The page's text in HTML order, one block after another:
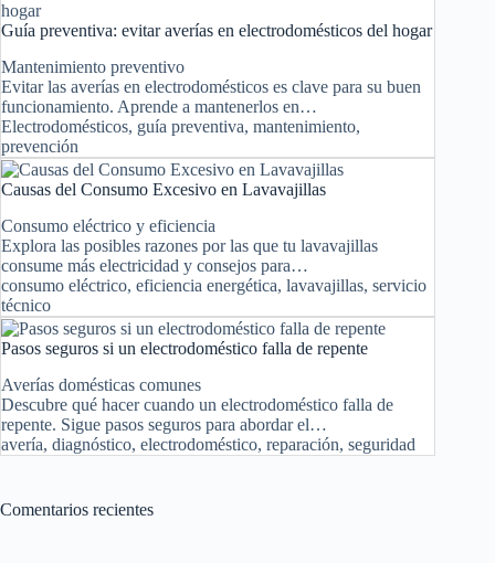
Guía preventiva: evitar averías en electrodomésticos del hogar
Mantenimiento preventivo
Evitar las averías en electrodomésticos es clave para su buen
funcionamiento. Aprende a mantenerlos en…
Electrodomésticos, guía preventiva, mantenimiento,
prevención
Causas del Consumo Excesivo en Lavavajillas
Consumo eléctrico y eficiencia
Explora las posibles razones por las que tu lavavajillas
consume más electricidad y consejos para…
consumo eléctrico, eficiencia energética, lavavajillas, servicio
técnico
Pasos seguros si un electrodoméstico falla de repente
Averías domésticas comunes
Descubre qué hacer cuando un electrodoméstico falla de
repente. Sigue pasos seguros para abordar el…
avería, diagnóstico, electrodoméstico, reparación, seguridad
Comentarios recientes